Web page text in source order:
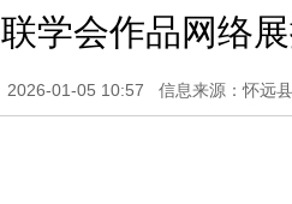
学会作品网络
2026-01-05 10:57 信息来源：怀远